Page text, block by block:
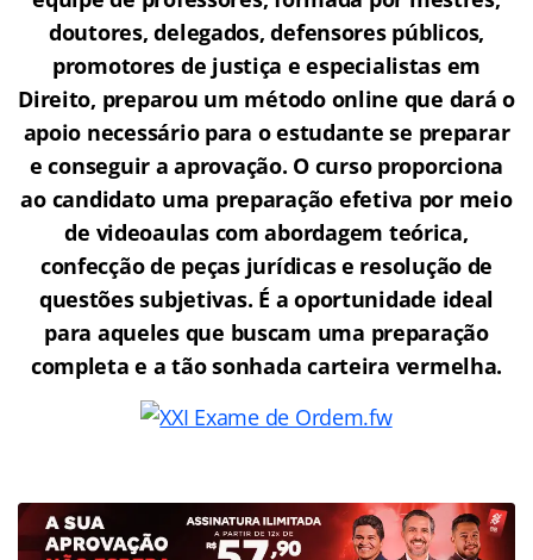
doutores, delegados, defensores públicos,
promotores de justiça e especialistas em
Direito, preparou um método online que dará o
apoio necessário para o estudante se preparar
e conseguir a aprovação. O curso proporciona
ao candidato uma preparação efetiva por meio
de videoaulas com abordagem teórica,
confecção de peças jurídicas e resolução de
questões subjetivas. É a oportunidade ideal
para aqueles que buscam uma preparação
completa e a tão sonhada carteira vermelha.